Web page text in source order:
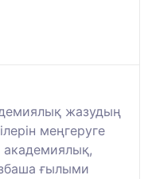
жазудың
меңгеруге
академиялық,
ғылыми